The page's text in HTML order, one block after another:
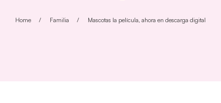
Home Familia Mascotas la película, ahora en descarga digital